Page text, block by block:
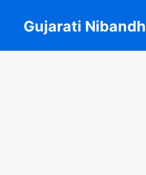
content
Gujarati Nibandh